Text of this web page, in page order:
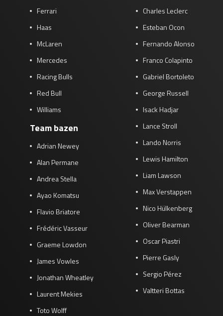
Ferrari
Haas
McLaren
Mercedes
Racing Bulls
Red Bull
Williams
Team bazen
Adrian Newey
Alan Permane
Andrea Stella
Ayao Komatsu
Flavio Briatore
Frédéric Vasseur
Graeme Lowdon
James Vowles
Jonathan Wheatley
Laurent Mekies
Toto Wolff
Charles Leclerc
Esteban Ocon
Fernando Alonso
Franco Colapinto
Gabriel Bortoleto
George Russell
Isack Hadjar
Lance Stroll
Lando Norris
Lewis Hamilton
Liam Lawson
Max Verstappen
Nico Hülkenberg
Oliver Bearman
Oscar Piastri
Pierre Gasly
Sergio Pérez
Valtteri Bottas